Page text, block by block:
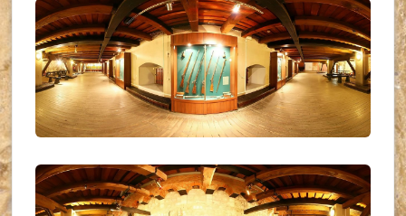
UKR_(10)
UKR_(11)